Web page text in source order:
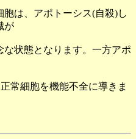
は、アポトーシス(自殺)し
が
状態となります。一方アポ
常細胞を機能不全に導きま